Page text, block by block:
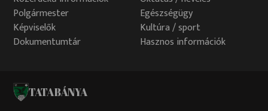
Polgármester
Képviselők
Dokumentumtár
Egészségügy
Kultúra / sport
Hasznos információk
TATABÁNYA